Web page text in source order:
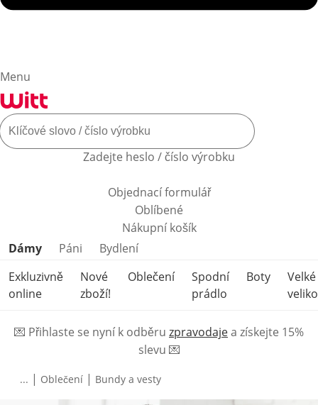
Menu
Zadejte heslo / číslo výrobku
Objednací formulář
Oblíbené
Nákupní košík
Přeskočit kategorie produktů
Dámy Páni
Bydlení
Exkluzivně
online
Nové
zboží!
Oblečení
Spodní
prádlo
Boty
Velké
💌 Přihlaste se nyní k odběru zpravodajea získejte 15%
slevu 💌
... | Oblečení | Bundy a vesty